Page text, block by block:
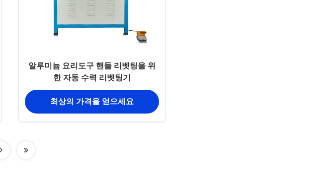
알루미늄 요리도구 핸들 리벳팅을 위
한 자동 수력 리벳팅기
최상의 가격을 얻으세요